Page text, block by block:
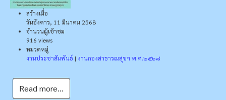
สร้างเมื่อ
วันอังคาร, 11 มีนาคม 2568
จำนวนผู้เข้าชม
916 views
หมวดหมู่
งานประชาสัมพันธ์ | งานกองสาธารณสุขฯ พ.ศ.๒๕๖๘
Read more...